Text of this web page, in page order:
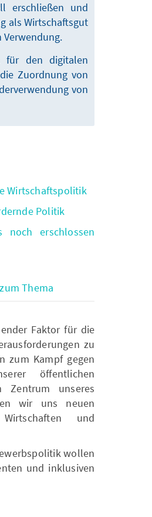
erschließen und
als Wirtschaftsgut
Verwendung.
für den digitalen
Zuordnung von
von
Wirtschaftspolitik
Politik
noch erschlossen
Thema
Faktor für die
zu
zum Kampf gegen
öffentlichen
Zentrum unseres
wir uns neuen
und
wollen
und inklusiven